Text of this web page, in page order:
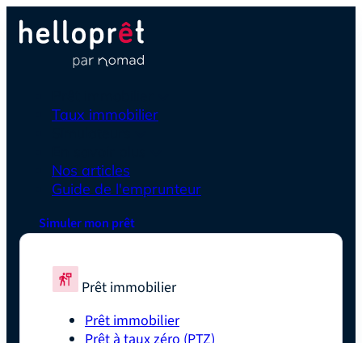
Taux immobilier
Nos articles
Guide de l'emprunteur
Simuler mon prêt
Prêt immobilier
Prêt immobilier